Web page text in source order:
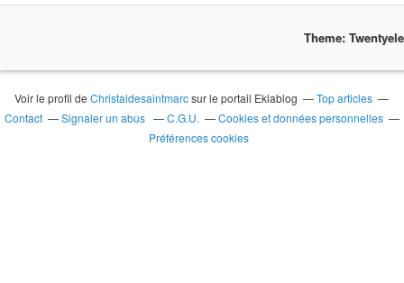
Theme:
Voir le profil deChristaldesaintmarcsur le portail Eklablog
Top articles
Contact
Signaler un abus C.G.U.
Cookies et données personnelles
Préférences cookies